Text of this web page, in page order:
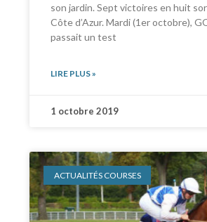
son jardin. Sept victoires en huit
Côte d’Azur. Mardi (1er octobre),
passait un test
LIRE PLUS »
1 octobre 2019
ACTUALITÉS COURSES